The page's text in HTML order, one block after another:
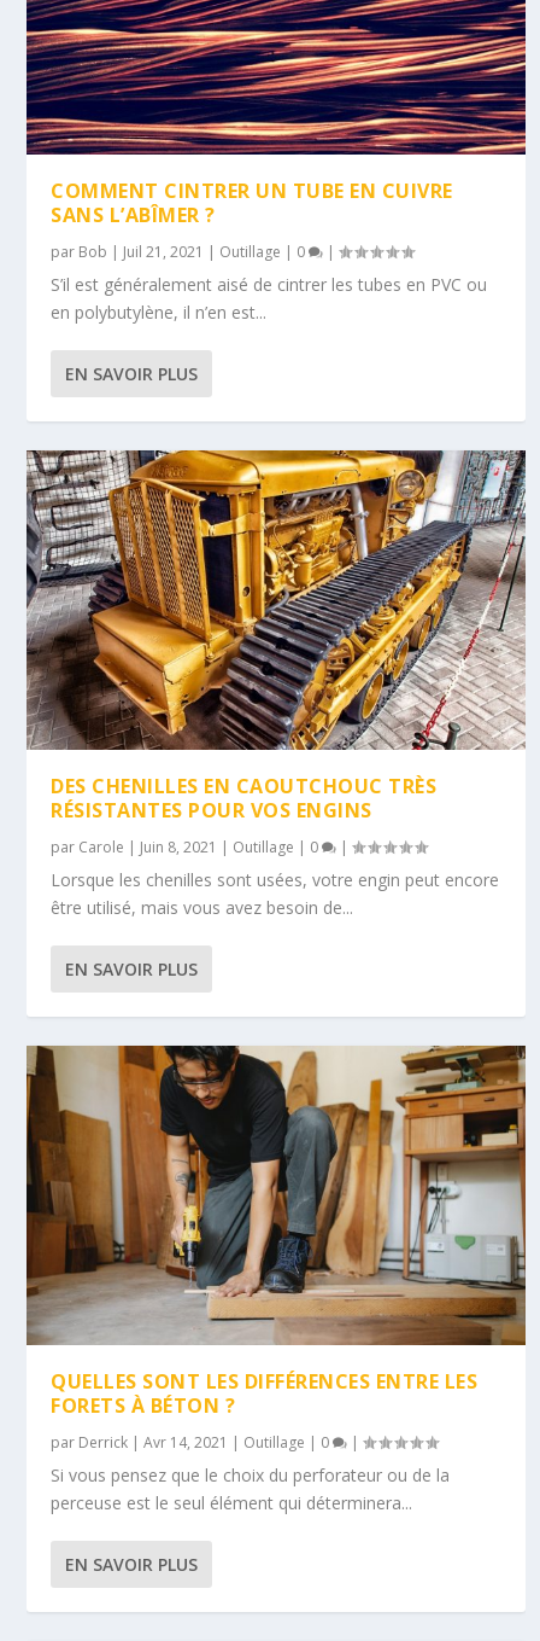
COMMENT CINTRER UN TUBE EN CUIVRE
SANS L’ABÎMER ?
par Bob | Juil 21, 2021 | Outillage | 0 |
S’il est généralement aisé de cintrer les tubes en PVC ou
en polybutylène, il n’en est...
EN SAVOIR PLUS
DES CHENILLES EN CAOUTCHOUC TRÈS
RÉSISTANTES POUR VOS ENGINS
par Carole | Juin 8, 2021 | Outillage | 0 |
Lorsque les chenilles sont usées, votre engin peut encore
être utilisé, mais vous avez besoin de...
EN SAVOIR PLUS
QUELLES SONT LES DIFFÉRENCES ENTRE LES
FORETS À BÉTON ?
par Derrick |Avr 14, 2021 | Outillage | 0 |
Si vous pensez que le choix du perforateur ou de la
perceuse est le seul élément qui déterminera...
EN SAVOIR PLUS